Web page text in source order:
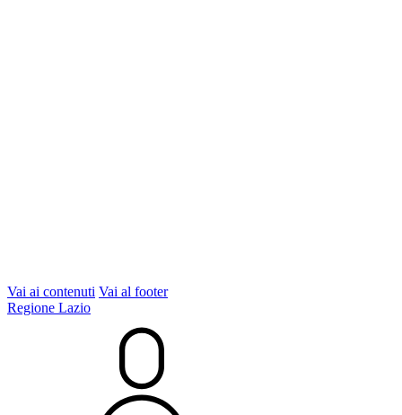
Vai ai contenuti Vai al footer
Regione Lazio